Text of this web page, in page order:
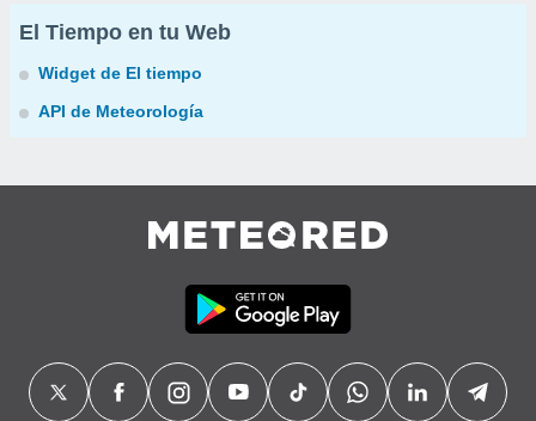
El Tiempo en tu Web
Widget de El tiempo
API de Meteorología